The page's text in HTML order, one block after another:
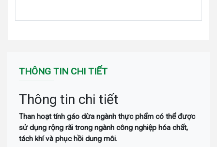
THÔNG TIN CHI TIẾT
Thông tin chi tiết
Than hoạt tính gáo dừa ngành thực phẩm có thể được
sử dụng rộng rãi trong ngành công nghiệp hóa chất,
tách khí và phục hồi dung môi.